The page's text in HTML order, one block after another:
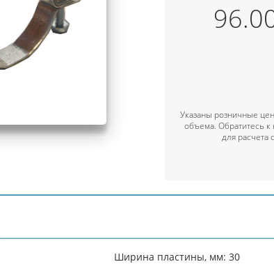
Указаны розничные
объема. Обратитесь
для расчета
Ширина пластины, мм: 30